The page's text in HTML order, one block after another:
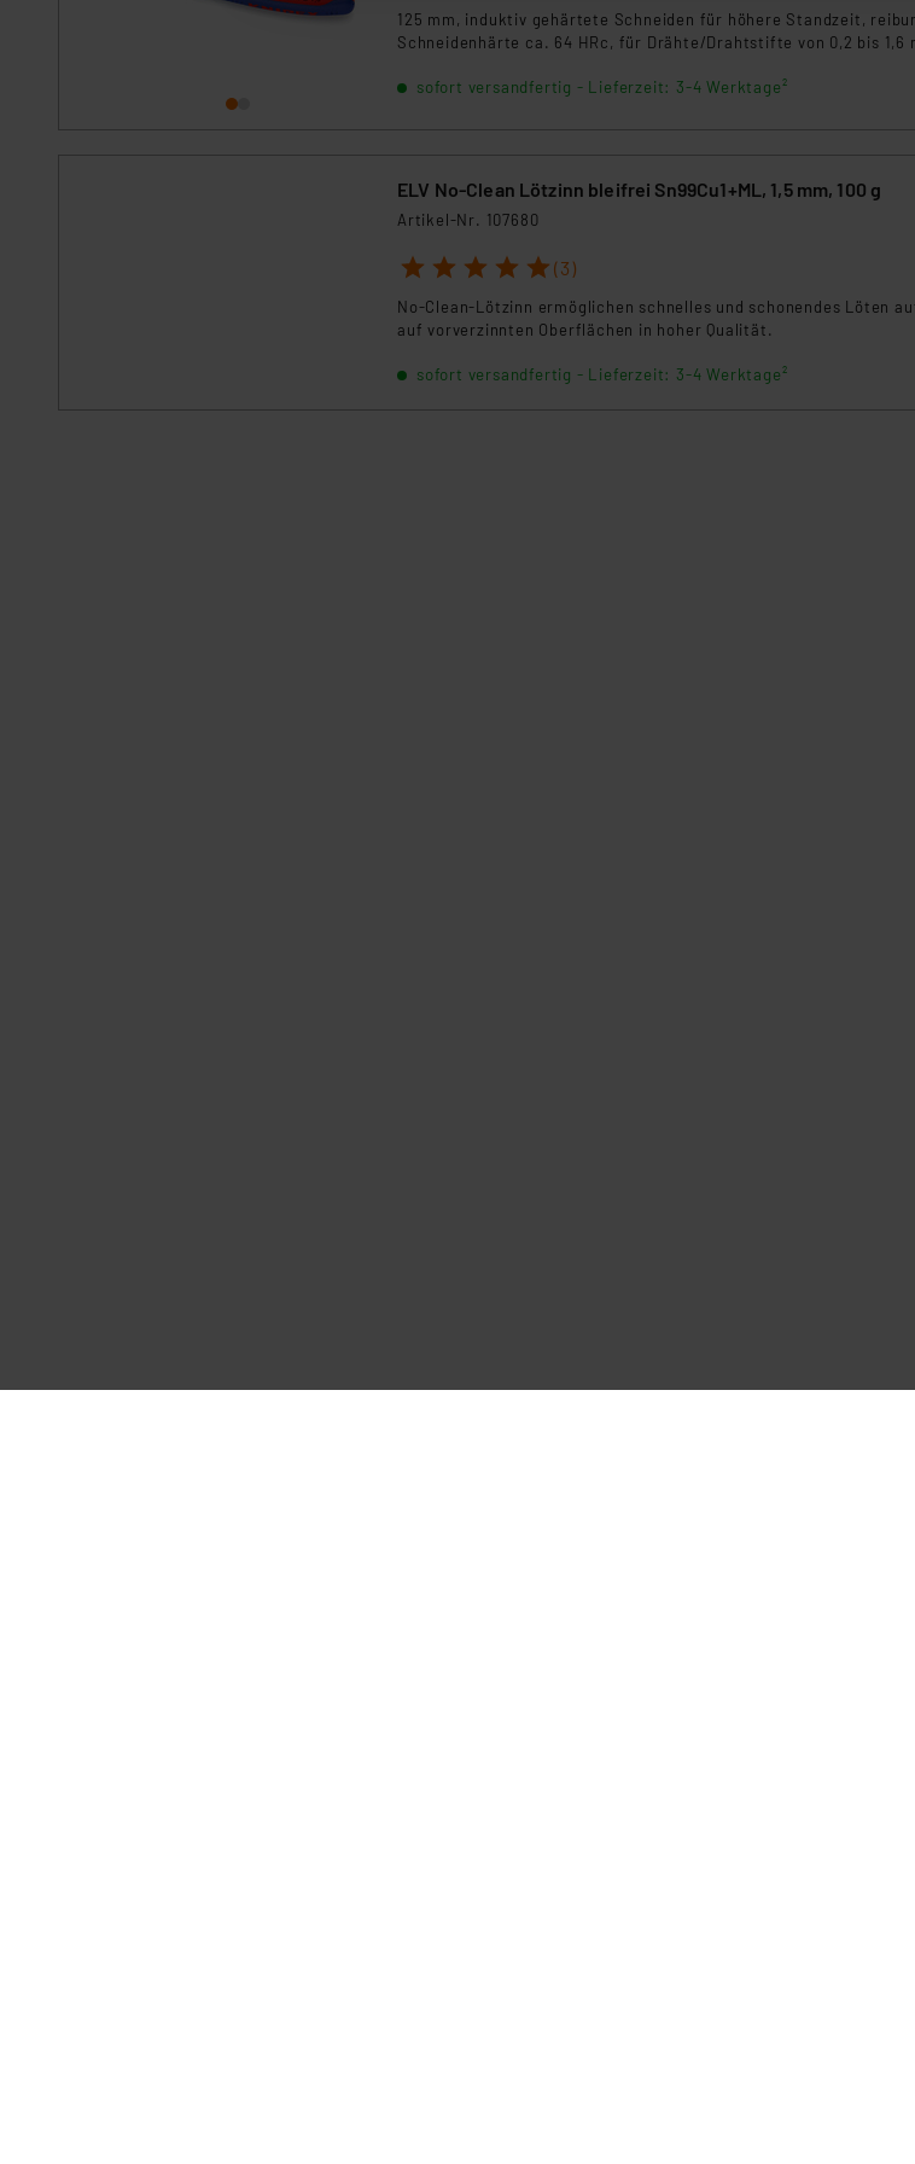
dazu führen, dass die Einstellungen nicht längerfristig gespeichert
„Einige Drittanbieter verarbeiten personenbezogene Daten in den USA.
dieser Drittanbieter umfasst daher ggf. auch die Verarbeitung Ihrer Daten
Datenschutz nach EU-Standards eingestuft wird. So besteht etwa das
Daten in Überwachungsprogrammen verarbeiten, ohne dass hiergegen
Kommission sowie einer eigenen Beurteilung der mit der
Daten, verbundenen Risiken.“
Datenschutzerklärung
125 mm, induktiv gehärtete Schneiden für höhere Standzeit,
Schneidenhärte ca. 64 HRc, für Drähte/Drahtstifte von 0,2 bis 1,6
sofort versandfertig - Lieferzeit: 3-4 Werktage²
ELV No-Clean Lötzinn bleifrei Sn99Cu1+ML, 1,5 mm, 100 g
Artikel-Nr. 107680
1 2 3 4 5 (3)
No-Clean-Lötzinn ermöglichen schnelles und schonendes Löten
auf vorverzinnten Oberflächen in hoher Qualität.
sofort versandfertig - Lieferzeit: 3-4 Werktage²